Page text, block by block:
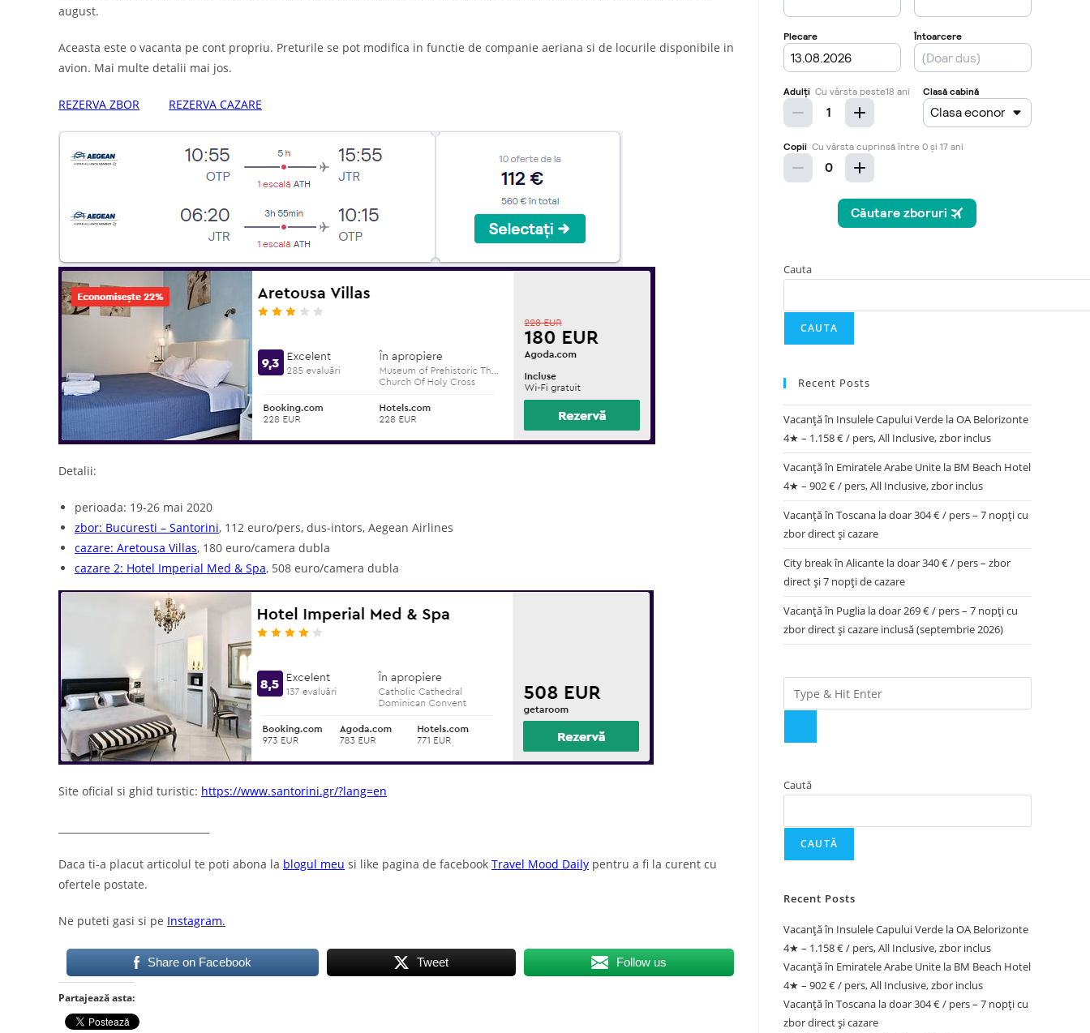
august.
Aceasta este o vacanta pe cont propriu. Preturile se pot modifica in functie de companie aeriana si de locurile disponibile in
avion. Mai multe detalii mai jos.
REZERVA ZBOR REZERVA CAZARE
Detalii:
perioada: 19-26 mai 2020
zbor: Bucuresti – Santorini, 112 euro/pers, dus-intors, Aegean Airlines
cazare: Aretousa Villas, 180 euro/camera dubla
cazare 2: Hotel Imperial Med & Spa, 508 euro/camera dubla
Site oficial si ghid turistic: https://www.santorini.gr/?lang=en
Daca ti-a placut articolul te poti abona la blogul meu si like pagina de facebook Travel Mood Daily pentru a fi la curent cu
ofertele postate.
Ne puteti gasi si pe Instagram.
Share on Facebook Tweet Follow us
Partajează asta:
Cauta
CAUTA
Recent Posts
Vacanță în Insulele Capului Verde la OA Belorizonte
4★ – 1.158 € / pers, All Inclusive, zbor inclus
Vacanță în Emiratele Arabe Unite la BM Beach Hotel
4★ – 902 € / pers, All Inclusive, zbor inclus
Vacanță în Toscana la doar 304 € / pers – 7 nopți cu
zbor direct și cazare
City break în Alicante la doar 340 € / pers – zbor
direct și 7 nopți de cazare
Vacanță în Puglia la doar 269 € / pers – 7 nopți cu
zbor direct și cazare inclusă (septembrie 2026)
Caută
CAUTĂ
Recent Posts
Vacanță în Insulele Capului Verde la OA Belorizonte
4★ – 1.158 € / pers, All Inclusive, zbor inclus
Vacanță în Emiratele Arabe Unite la BM Beach Hotel
4★ – 902 € / pers, All Inclusive, zbor inclus
Vacanță în Toscana la doar 304 € / pers – 7 nopți cu
zbor direct și cazare